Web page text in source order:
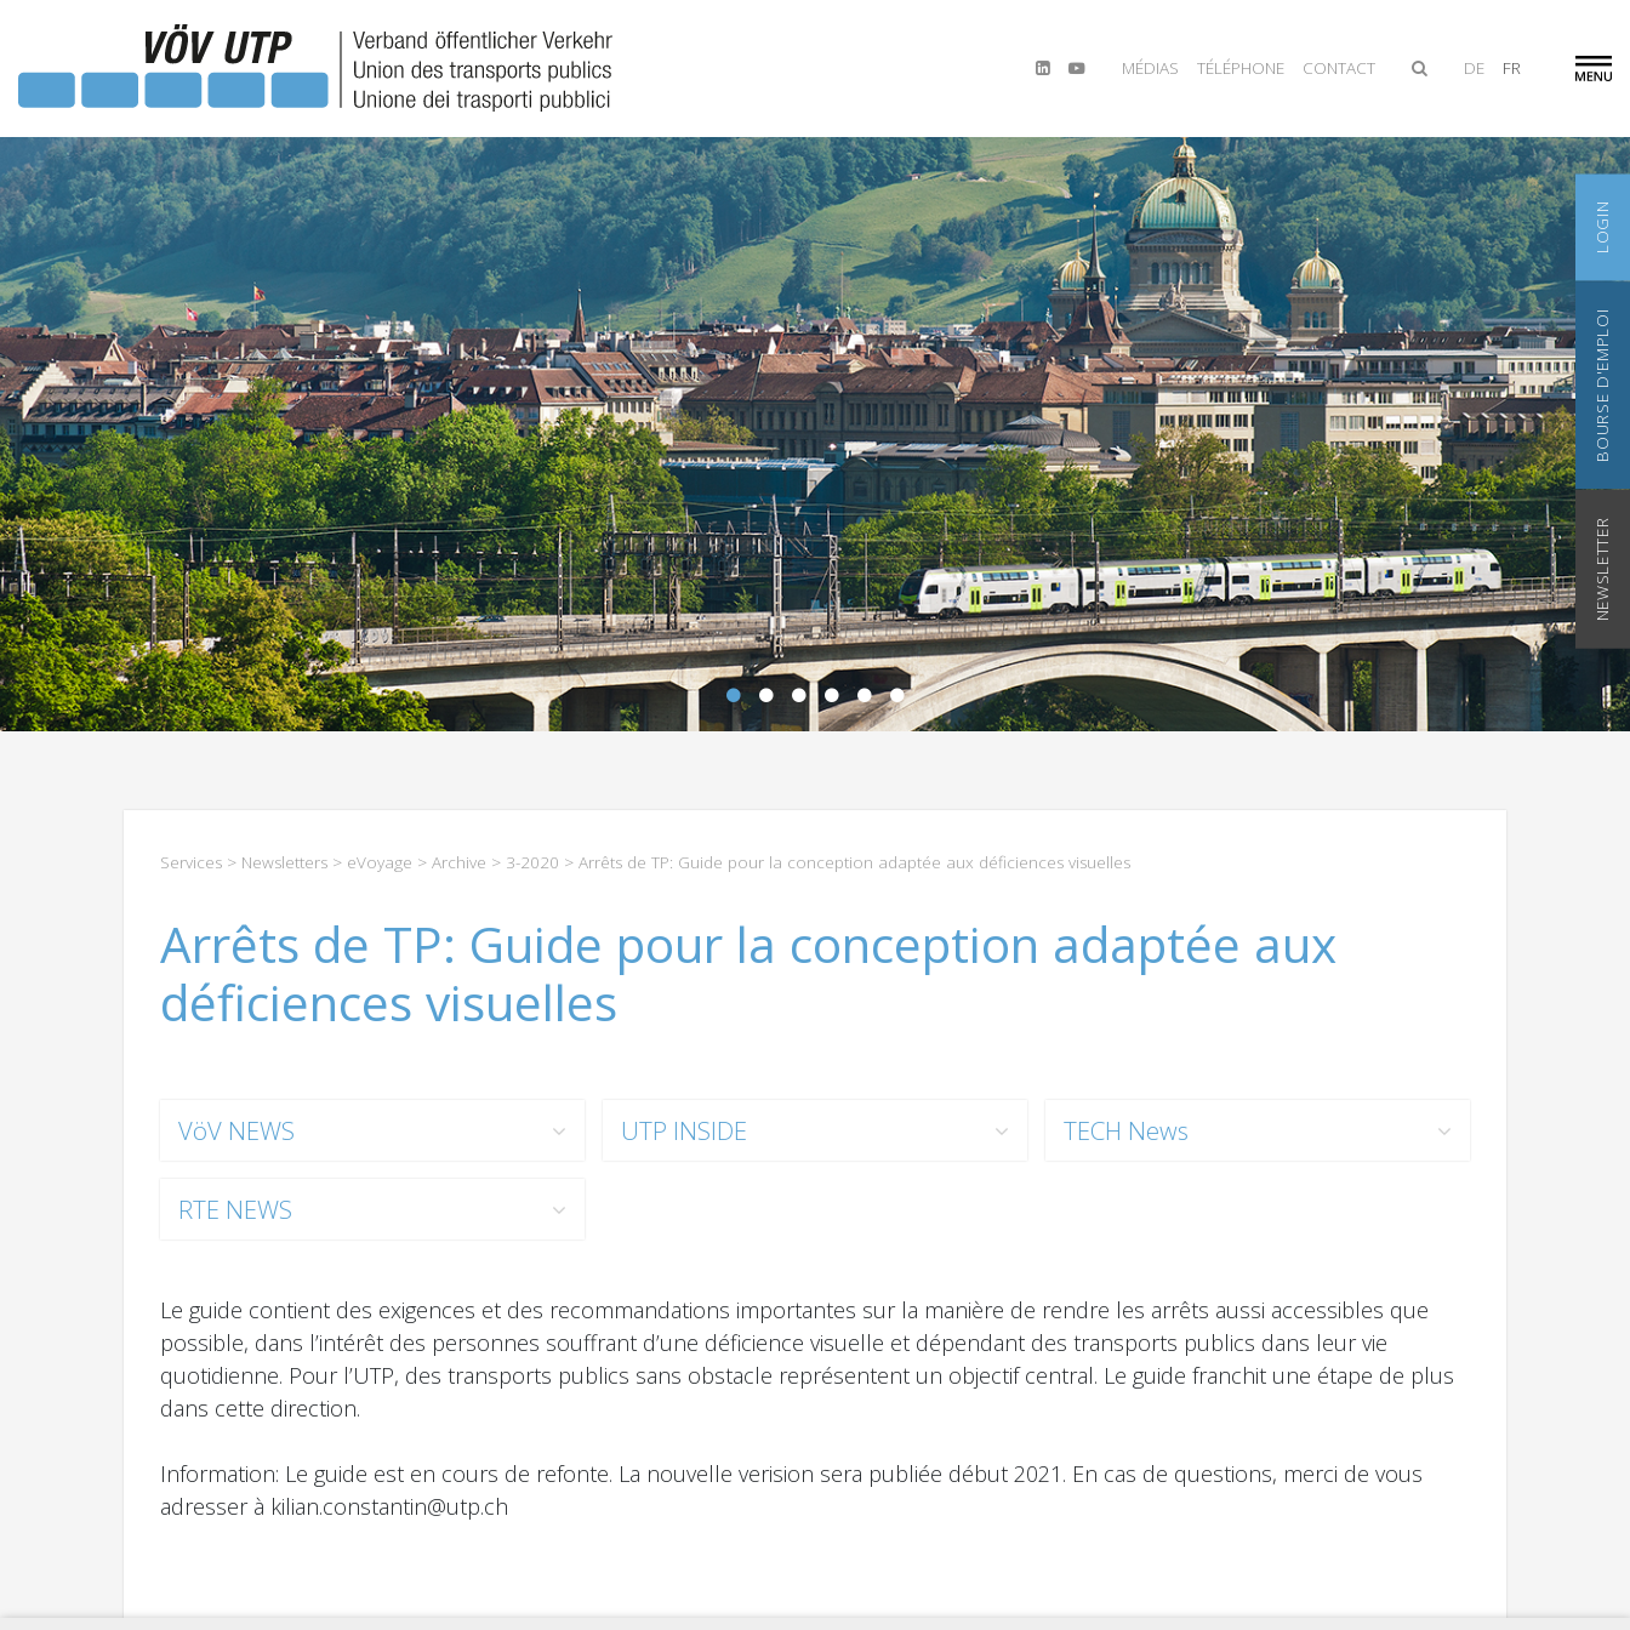
MÉDIAS TÉLÉPHONE CONTACT DE FR
LOGIN
BOURSE D'EMPLOI
NEWSLETTER
Services > Newsletters > eVoyage > Archive > 3-2020 > Arrêts de TP: Guide pour la conception adaptée aux déficiences visuelles
Arrêts de TP: Guide pour la conception adaptée aux
déficiences visuelles
VöV NEWS UTP INSIDE TECH News
RTE NEWS
Le guide contient des exigences et des recommandations importantes sur la manière de rendre les arrêts aussi accessibles que
possible, dans l’intérêt des personnes souffrant d’une déficience visuelle et dépendant des transports publics dans leur vie
quotidienne. Pour l’UTP, des transports publics sans obstacle représentent un objectif central. Le guide franchit une étape de plus
dans cette direction.
Information: Le guide est en cours de refonte. La nouvelle verision sera publiée début 2021. En cas de questions, merci de vous
adresser à kilian.constantin@utp.ch